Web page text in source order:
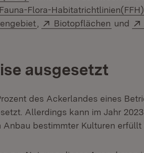
in neuem Fenster)
Extern:
Fauna-Flora-
(Öffnet in neuem Fenster)
Extern:
Biotopflächen (Öffnet
und
ausgesetzt
des Ackerlandes eines
Allerdings kann im Jahr
bestimmter Kulturen erfüllt